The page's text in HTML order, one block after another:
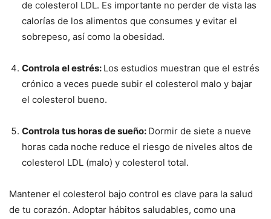
de colesterol LDL. Es importante no perder de vista las
calorías de los alimentos que consumes y evitar el
sobrepeso, así como la obesidad.
Controla el estrés: Los estudios muestran que el estrés
crónico a veces puede subir el colesterol malo y bajar
el colesterol bueno.
Controla tus horas de sueño: Dormir de siete a nueve
horas cada noche reduce el riesgo de niveles altos de
colesterol LDL (malo) y colesterol total.
Mantener el colesterol bajo control es clave para la salud
de tu corazón. Adoptar hábitos saludables, como una